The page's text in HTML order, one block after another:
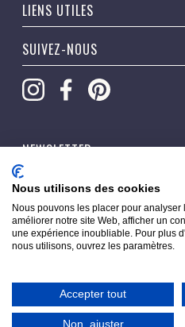
LIENS UTILES
SUIVEZ-NOUS
NEWSLETTER
Copyright © 2026
Nous utilisons des cookies
Nous pouvons les placer pour
améliorer notre site Web, afficher un
une expérience inoubliable. Pour plus
nous utilisons, ouvrez les paramètres.
Accepter tout
Non, ajuster